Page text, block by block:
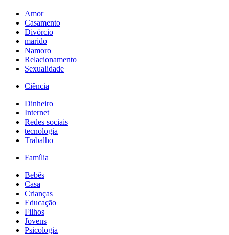
Amor
Casamento
Divórcio
marido
Namoro
Relacionamento
Sexualidade
Ciência
Dinheiro
Internet
Redes sociais
tecnologia
Trabalho
Família
Bebês
Casa
Crianças
Educação
Filhos
Jovens
Psicologia